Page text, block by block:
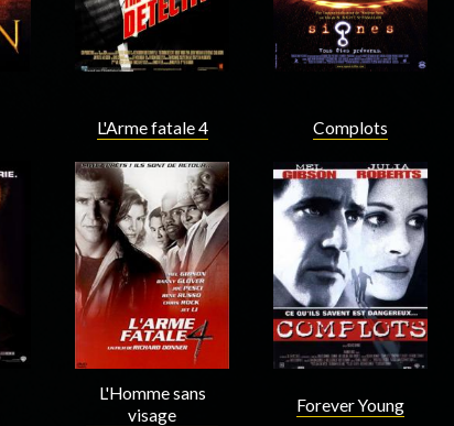
Acteur Acteur
L'Arme fatale 4 Complots
L'Homme sans
visage
Forever Young